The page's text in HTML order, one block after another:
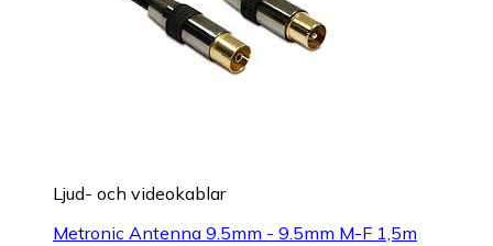
Ljud- och videokablar
Metronic Antenna 9.5mm - 9.5mm M-F 1,5m